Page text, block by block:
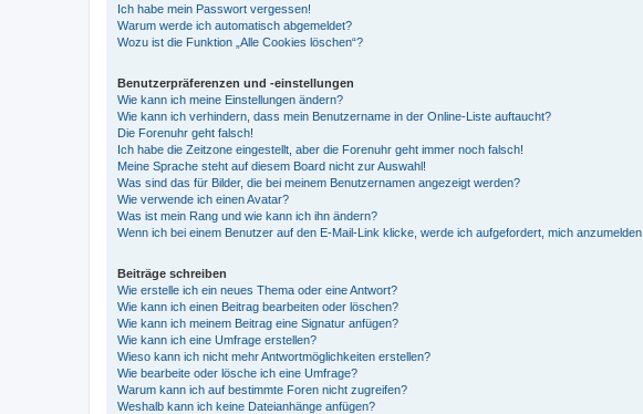
Ich habe mein Passwort vergessen!
Warum werde ich automatisch abgemeldet?
Wozu ist die Funktion „Alle Cookies löschen“?
Benutzerpräferenzen und -einstellungen
Wie kann ich meine Einstellungen ändern?
Wie kann ich verhindern, dass mein Benutzername in der Online-Liste auftaucht?
Die Forenuhr geht falsch!
Ich habe die Zeitzone eingestellt, aber die Forenuhr geht immer noch falsch!
Meine Sprache steht auf diesem Board nicht zur Auswahl!
Was sind das für Bilder, die bei meinem Benutzernamen angezeigt werden?
Wie verwende ich einen Avatar?
Was ist mein Rang und wie kann ich ihn ändern?
Wenn ich bei einem Benutzer auf den E-Mail-Link klicke, werde ich aufgefordert, mich anzumelden.
Beiträge schreiben
Wie erstelle ich ein neues Thema oder eine Antwort?
Wie kann ich einen Beitrag bearbeiten oder löschen?
Wie kann ich meinem Beitrag eine Signatur anfügen?
Wie kann ich eine Umfrage erstellen?
Wieso kann ich nicht mehr Antwortmöglichkeiten erstellen?
Wie bearbeite oder lösche ich eine Umfrage?
Warum kann ich auf bestimmte Foren nicht zugreifen?
Weshalb kann ich keine Dateianhänge anfügen?